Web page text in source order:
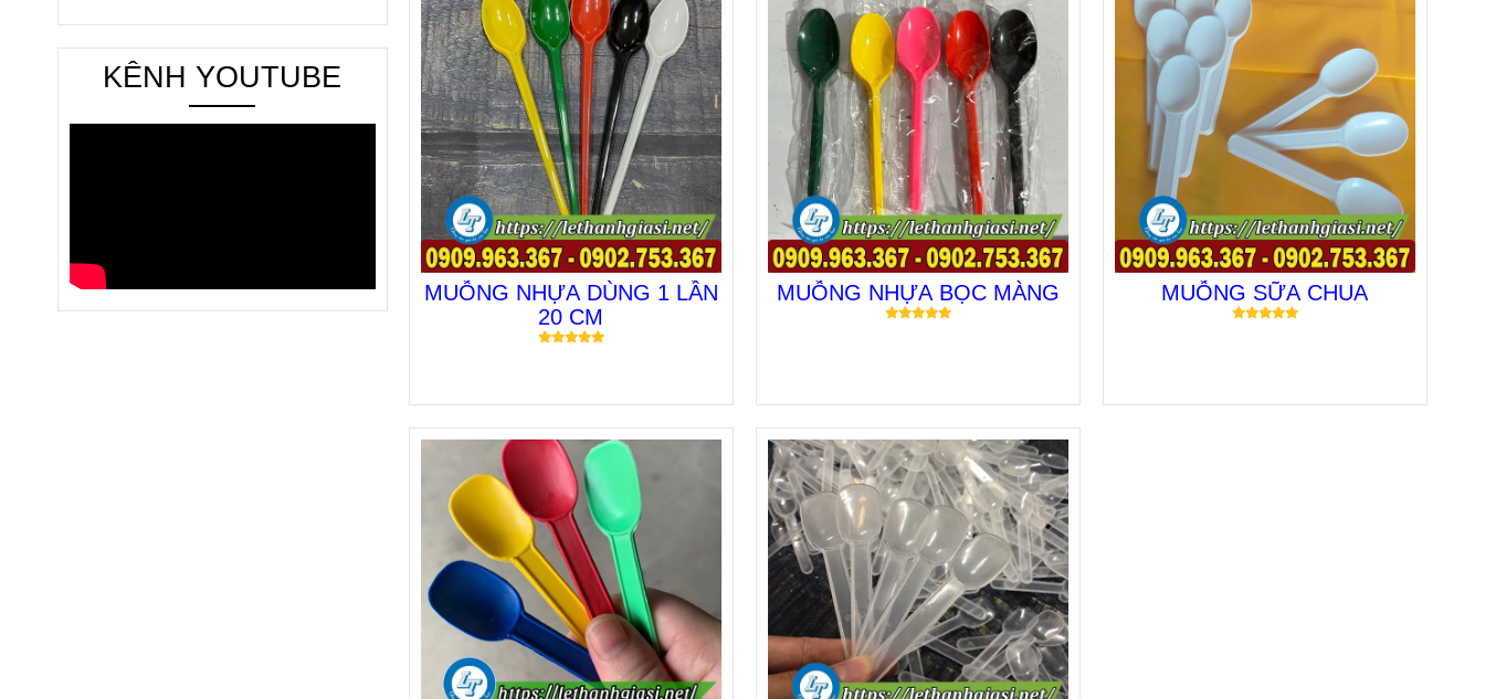
MUỖNG NHỰA DÙNG 1 LẦN
20 CM
MUỖNG NHỰA BỌC MÀNG MUỖNG SỮA CHUA
KÊNH YOUTUBE